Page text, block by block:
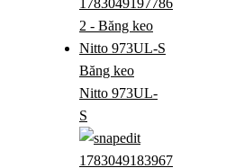
Băng keo
Nitto 973UL-
S